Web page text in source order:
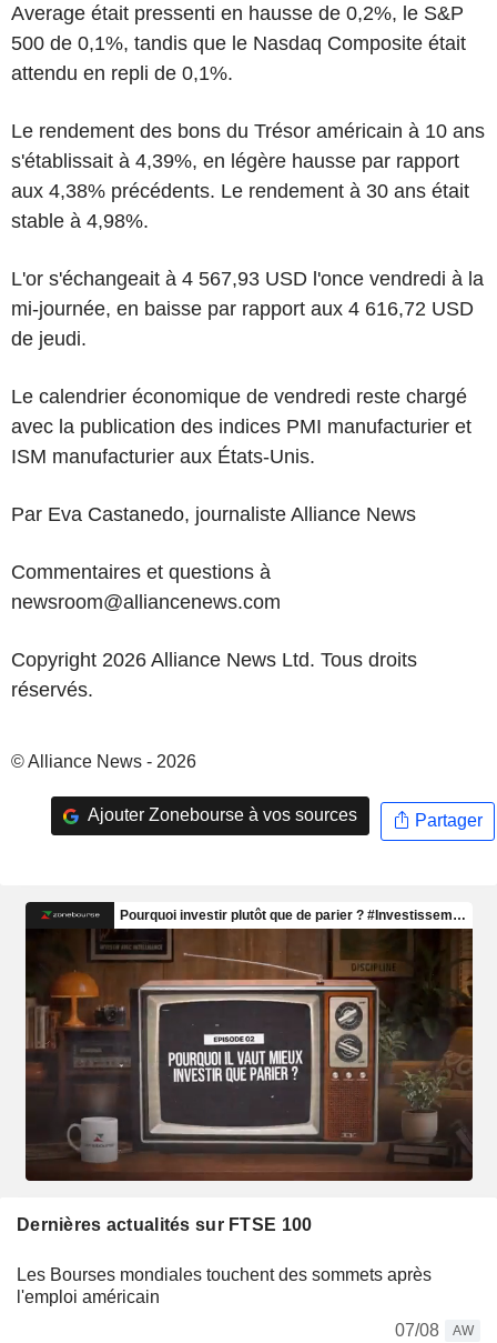
Average était pressenti en hausse de 0,2%, le S&P
500 de 0,1%, tandis que le Nasdaq Composite était
attendu en repli de 0,1%.
Le rendement des bons du Trésor américain à 10 ans
s'établissait à 4,39%, en légère hausse par rapport
aux 4,38% précédents. Le rendement à 30 ans était
stable à 4,98%.
L'or s'échangeait à 4 567,93 USD l'once vendredi à la
mi-journée, en baisse par rapport aux 4 616,72 USD
de jeudi.
Le calendrier économique de vendredi reste chargé
avec la publication des indices PMI manufacturier et
ISM manufacturier aux États-Unis.
Par Eva Castanedo, journaliste Alliance News
Commentaires et questions à
newsroom@alliancenews.com
Copyright 2026 Alliance News Ltd. Tous droits
réservés.
© Alliance News - 2026
Ajouter Zonebourse à vos sources Partager
Dernières actualités sur FTSE 100
Les Bourses mondiales touchent des sommets après
l'emploi américain
07/08
AW